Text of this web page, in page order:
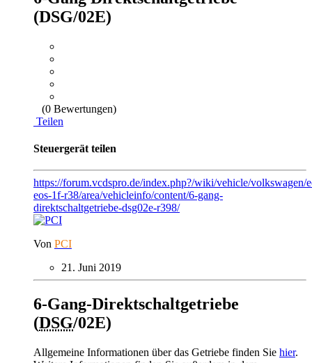
(DSG/02E)
(0 Bewertungen)
Teilen
Steuergerät teilen
https://forum.vcdspro.de/index.php?/wiki/vehicle/volkswagen/
eos-1f-r38/area/vehicleinfo/content/6-gang-
direktschaltgetriebe-dsg02e-r398/
Von PCI
21. Juni 2019
6-Gang-Direktschaltgetriebe
(DSG/02E)
Allgemeine Informationen über das Getriebe finden Sie hier.